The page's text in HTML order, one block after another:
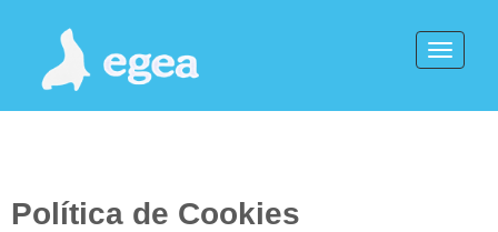
Toggle
Política de Cookies